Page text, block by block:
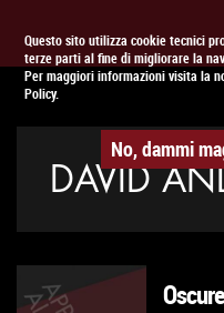
Questo sito utilizza cookie tecnici
terze parti al fine di migliorare la
Per maggiori informazioni visita la
Policy.
No, dammi
APPUNTAMENTO AL
DAVID